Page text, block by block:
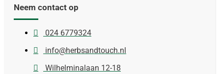
Neem contact op
024 6779324
info@herbsandtouch.nl
Wilhelminalaan 12-18